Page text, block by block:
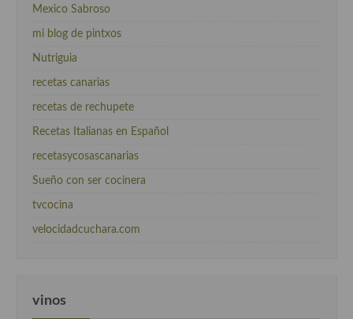
Mexico Sabroso
mi blog de pintxos
Nutriguia
recetas canarias
recetas de rechupete
Recetas Italianas en Español
recetasycosascanarias
Sueño con ser cocinera
tvcocina
velocidadcuchara.com
vinos